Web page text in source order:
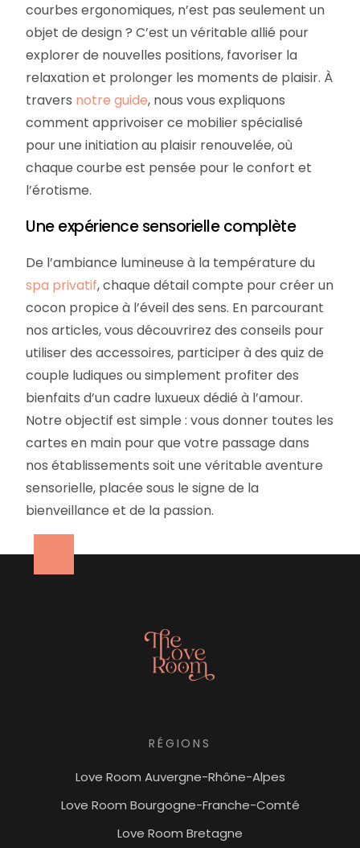
courbes ergonomiques, n’est pas seulement un
objet de design ? C’est un véritable allié pour
explorer de nouvelles positions, favoriser la
relaxation et prolonger les moments de plaisir. À
travers notre guide, nous vous expliquons
comment apprivoiser ce mobilier spécialisé
pour une initiation au plaisir renouvelée, où
chaque courbe est pensée pour le confort et
l’érotisme.
Une expérience sensorielle complète
De l’ambiance lumineuse à la température du
spa privatif, chaque détail compte pour créer un
cocon propice à l’éveil des sens. En parcourant
nos articles, vous découvrirez des conseils pour
utiliser des accessoires, participer à des quiz de
couple ludiques ou simplement profiter des
bienfaits d’un cadre luxueux dédié à l’amour.
Notre objectif est simple : vous donner toutes les
cartes en main pour que votre passage dans
nos établissements soit une véritable aventure
sensorielle, placée sous le signe de la
bienveillance et de la passion.
RÉGIONS
Love Room Auvergne-Rhône-Alpes
Love Room Bourgogne-Franche-Comté
Love Room Bretagne